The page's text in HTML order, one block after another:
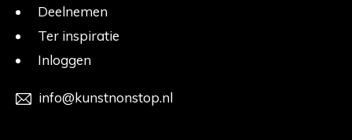
Deelnemen
Ter inspiratie
Inloggen
info@kunstnonstop.nl